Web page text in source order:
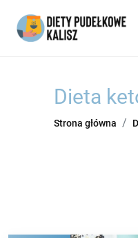
Dieta
Strona główna